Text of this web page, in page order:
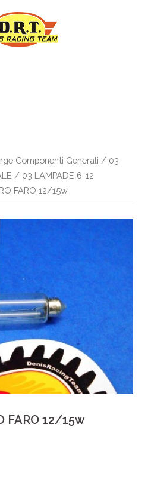
Componenti Generali / 03
/ 03 LAMPADE 6-12
FARO 12/15w
FARO 12/15w